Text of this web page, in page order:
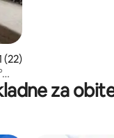
ocjena: 4,91/5,
(22)
za